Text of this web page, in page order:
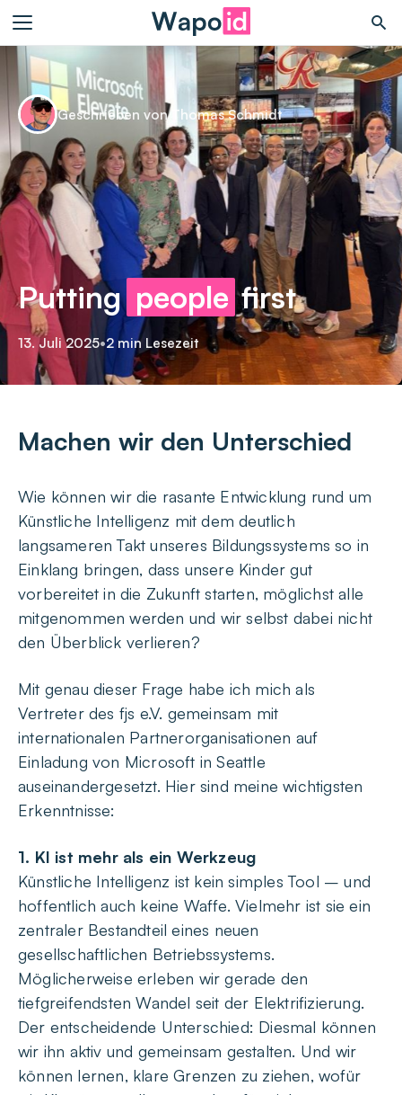
Geschrieben von Thomas Schmidt
Putting people first
13. Juli 2025•2 min Lesezeit
Machen wir den Unterschied
Wie können wir die rasante Entwicklung rund um
Künstliche Intelligenz mit dem deutlich
langsameren Takt unseres Bildungssystems so in
Einklang bringen, dass unsere Kinder gut
vorbereitet in die Zukunft starten, möglichst alle
mitgenommen werden und wir selbst dabei nicht
den Überblick verlieren?
Mit genau dieser Frage habe ich mich als
Vertreter des fjs e.V. gemeinsam mit
internationalen Partnerorganisationen auf
Einladung von Microsoft in Seattle
auseinandergesetzt. Hier sind meine wichtigsten
Erkenntnisse:
1. KI ist mehr als ein Werkzeug
Künstliche Intelligenz ist kein simples Tool – und
hoffentlich auch keine Waffe. Vielmehr ist sie ein
zentraler Bestandteil eines neuen
gesellschaftlichen Betriebssystems.
Möglicherweise erleben wir gerade den
tiefgreifendsten Wandel seit der Elektrifizierung.
Der entscheidende Unterschied: Diesmal können
wir ihn aktiv und gemeinsam gestalten. Und wir
können lernen, klare Grenzen zu ziehen, wofür